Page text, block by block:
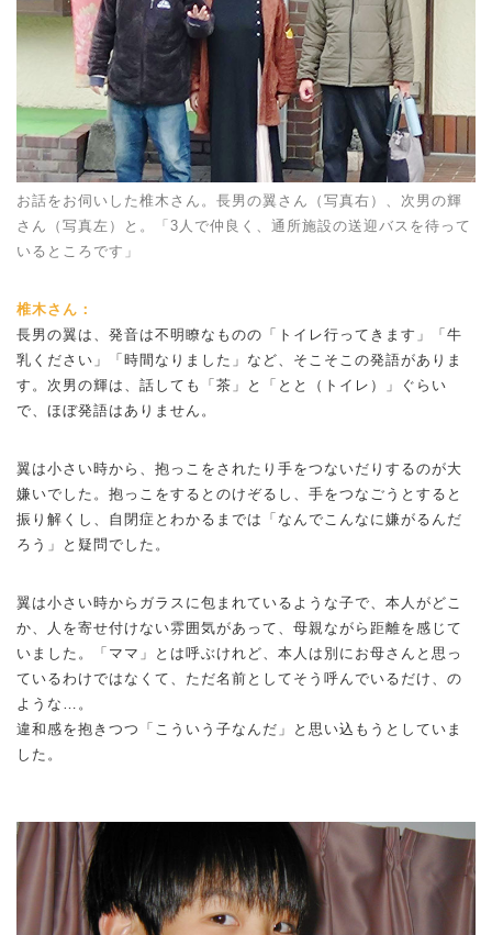
お話をお伺いした椎木さん。長男の翼さん（写真右）、次男の輝
さん（写真左）と。「3人で仲良く、通所施設の送迎バスを待って
いるところです」
椎木さん：
長男の翼は、発音は不明瞭なものの「トイレ行ってきます」「牛
乳ください」「時間なりました」など、そこそこの発語がありま
す。次男の輝は、話しても「茶」と「とと（トイレ）」ぐらい
で、ほぼ発語はありません。
翼は小さい時から、抱っこをされたり手をつないだりするのが大
嫌いでした。抱っこをするとのけぞるし、手をつなごうとすると
振り解くし、自閉症とわかるまでは「なんでこんなに嫌がるんだ
ろう」と疑問でした。
翼は小さい時からガラスに包まれているような子で、本人がどこ
か、人を寄せ付けない雰囲気があって、母親ながら距離を感じて
いました。「ママ」とは呼ぶけれど、本人は別にお母さんと思っ
ているわけではなくて、ただ名前としてそう呼んでいるだけ、の
ような…。
違和感を抱きつつ「こういう子なんだ」と思い込もうとしていま
した。